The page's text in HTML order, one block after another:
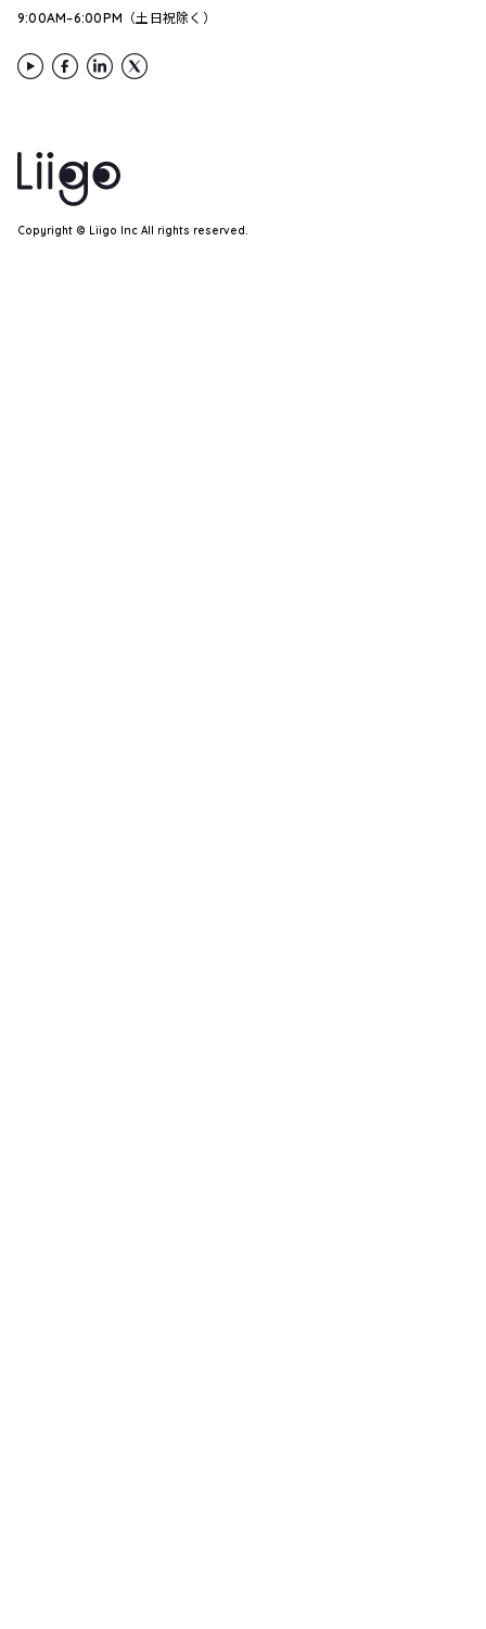
9:00AM–6:00PM（土日祝除く）
Copyright ©︎ Liigo Inc All rights reserved.